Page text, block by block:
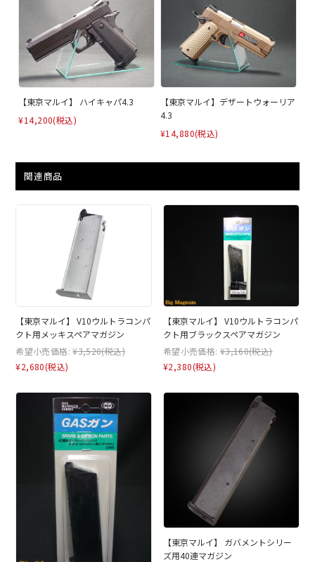
【東京マルイ】 ハイキャパ4.3
¥14,200(税込)
【東京マルイ】デザートウォーリア
4.3
¥14,880(税込)
関連商品
【東京マルイ】 V10ウルトラコンパ
クト用メッキスペアマガジン
希望小売価格: ¥3,520(税込)
¥2,680(税込)
【東京マルイ】 V10ウルトラコンパ
クト用ブラックスペアマガジン
希望小売価格: ¥3,160(税込)
¥2,380(税込)
【東京マルイ】 ガバメントシリー
ズ用40連マガジン